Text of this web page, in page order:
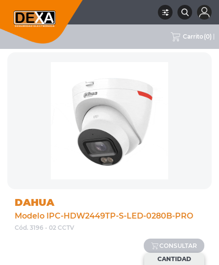
Carrito (0)
RUBRO SUBRUBRO DAHUA
DAHUA
Modelo IPC-HDW2449TP-S-LED-0280B-PRO
Cód. 3196 - 02 CCTV
CONSULTAR
CANTIDAD